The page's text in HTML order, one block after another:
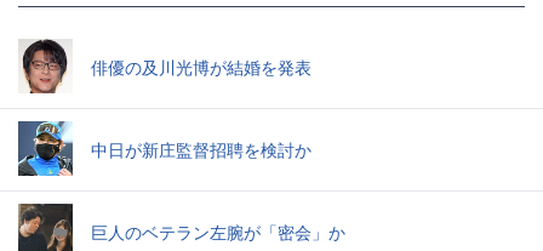
俳優の及川光博が結婚を発表
中日が新庄監督招聘を検討か
巨人のベテラン左腕が「密会」か